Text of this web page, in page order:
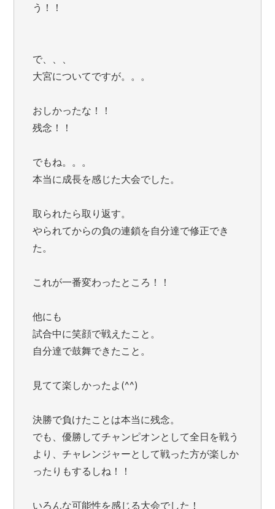
う！！
で、、、
大宮についてですが。。。
おしかったな！！
残念！！
でもね。。。
本当に成長を感じた大会でした。
取られたら取り返す。
やられてからの負の連鎖を自分達で修正でき
た。
これが一番変わったところ！！
他にも
試合中に笑顔で戦えたこと。
自分達で鼓舞できたこと。
見てて楽しかったよ(^^)
決勝で負けたことは本当に残念。
でも、優勝してチャンピオンとして全日を戦う
より、チャレンジャーとして戦った方が楽しか
ったりもするしね！！
いろんな可能性を感じる大会でした！